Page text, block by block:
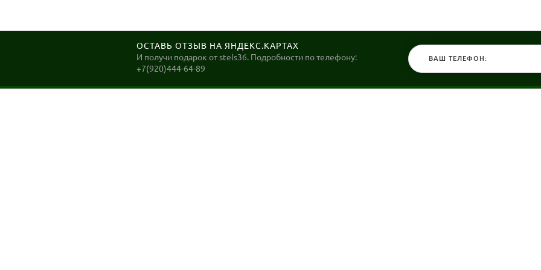
ОСТАВЬ ОТЗЫВ НА ЯНДЕКС.КАРТАХ
И получи подарок от stels36. Подробности по телефону:
+7(920)444-64-89